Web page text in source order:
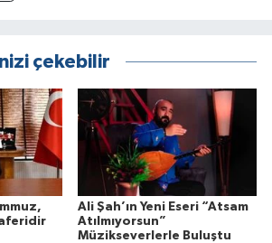
çekebilir
Ali Şah’ın Yeni Eseri “Atsam
Atılmıyorsun”
Müzikseverlerle Buluştu